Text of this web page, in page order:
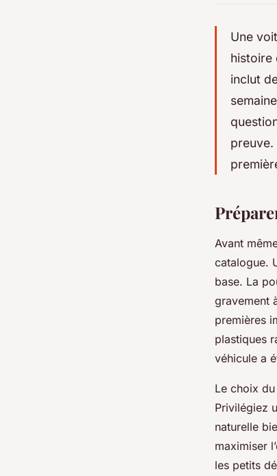
Une
histoire
inclut
preuve.
Avant
catalogue.
base. La
gravement
premières
plastiques
véhicule a
Le choix
Privilégiez
naturelle
maximiser
les petits